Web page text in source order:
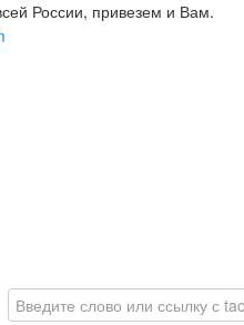
России, привезем и Вам.